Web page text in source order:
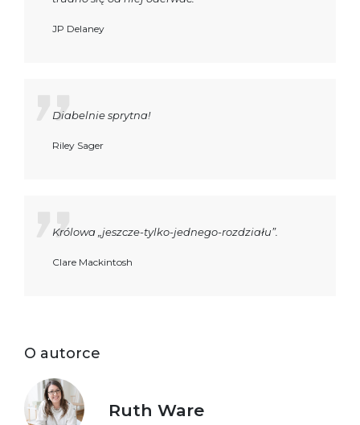
JP Delaney
Diabelnie sprytna!
Riley Sager
Królowa „jeszcze-tylko-jednego-rozdziału”.
Clare Mackintosh
O autorce
Ruth Ware